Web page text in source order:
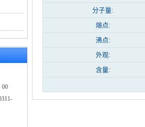
00
分子量:
熔点:
沸点:
外观:
含量: